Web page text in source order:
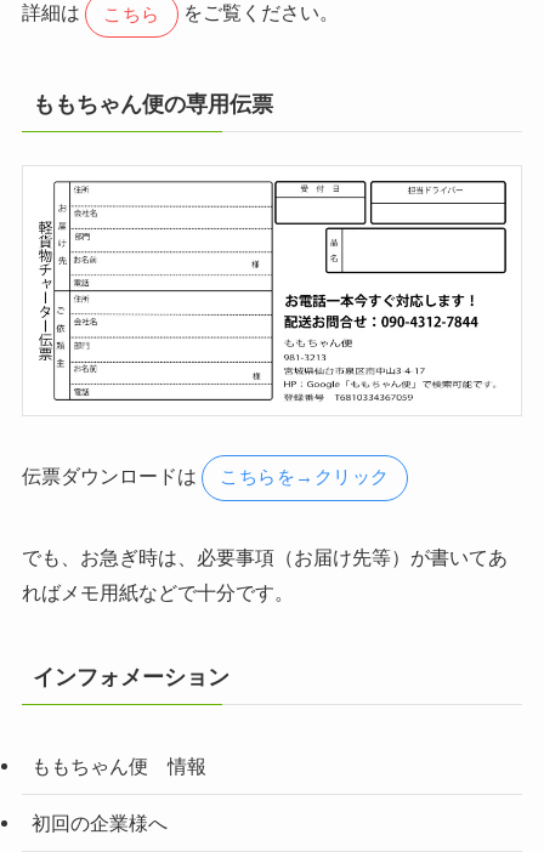
詳細は
こちら をご覧ください。
ももちゃん便の専用伝票
伝票ダウンロードは こちらを→クリック
でも、お急ぎ時は、必要事項（お届け先等）が書いてあ
ればメモ用紙などで十分です。
インフォメーション
ももちゃん便 情報
初回の企業様へ